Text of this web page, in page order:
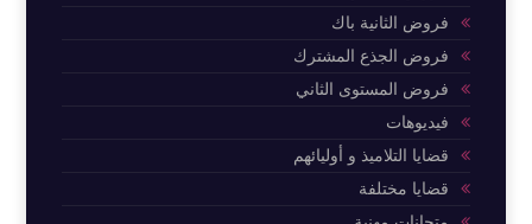
فروض الثانية باك
فروض الجذع المشترك
فروض المستوى الثاني
فيديوهات
قضايا التلاميذ و أوليائهم
قضايا مختلفة